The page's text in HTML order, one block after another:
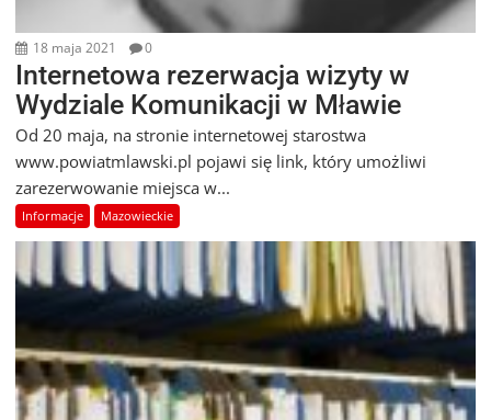
18 maja 2021 0
Internetowa rezerwacja wizyty w
Wydziale Komunikacji w Mławie
Od 20 maja, na stronie internetowej starostwa
www.powiatmlawski.pl pojawi się link, który umożliwi
zarezerwowanie miejsca w...
Informacje Mazowieckie